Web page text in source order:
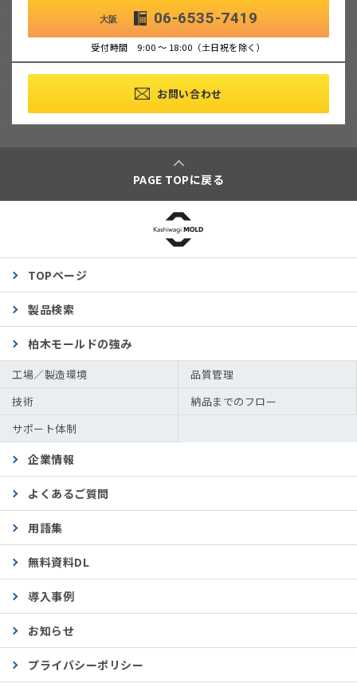
大阪 06-6535-7419
受付時間 9:00 ～ 18:00（土日祝を除く）
お問い合わせ
PAGE TOPに戻る
TOPページ
製品検索
柏木モールドの強み
工場／製造環境
品質管理
技術
納品までのフロー
サポート体制
企業情報
よくあるご質問
用語集
無料資料DL
導入事例
お知らせ
プライバシーポリシー